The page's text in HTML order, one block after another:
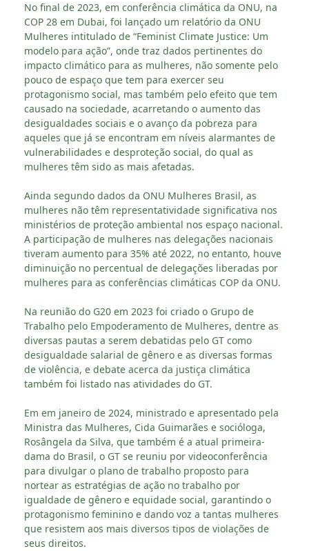
No final de 2023, em conferência climática da ONU, na
COP 28 em Dubai, foi lançado um relatório da ONU
Mulheres intitulado de “Feminist Climate Justice: Um
modelo para ação”, onde traz dados pertinentes do
impacto climático para as mulheres, não somente pelo
pouco de espaço que tem para exercer seu
protagonismo social, mas também pelo efeito que tem
causado na sociedade, acarretando o aumento das
desigualdades sociais e o avanço da pobreza para
aqueles que já se encontram em níveis alarmantes de
vulnerabilidades e desproteção social, do qual as
mulheres têm sido as mais afetadas.
Ainda segundo dados da ONU Mulheres Brasil, as
mulheres não têm representatividade significativa nos
ministérios de proteção ambiental nos espaço nacional.
A participação de mulheres nas delegações nacionais
tiveram aumento para 35% até 2022, no entanto, houve
diminuição no percentual de delegações liberadas por
mulheres para as conferências climáticas COP da ONU.
Na reunião do G20 em 2023 foi criado o Grupo de
Trabalho pelo Empoderamento de Mulheres, dentre as
diversas pautas a serem debatidas pelo GT como
desigualdade salarial de gênero e as diversas formas
de violência, e debate acerca da justiça climática
também foi listado nas atividades do GT.
Em em janeiro de 2024, ministrado e apresentado pela
Ministra das Mulheres, Cida Guimarães e socióloga,
Rosângela da Silva, que também é a atual primeira-
dama do Brasil, o GT se reuniu por videoconferência
para divulgar o plano de trabalho proposto para
nortear as estratégias de ação no trabalho por
igualdade de gênero e equidade social, garantindo o
protagonismo feminino e dando voz a tantas mulheres
que resistem aos mais diversos tipos de violações de
seus direitos.